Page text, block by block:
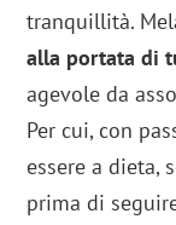
tranquillità.
alla portata di
agevole da
Per cui, con
essere a dieta,
prima di